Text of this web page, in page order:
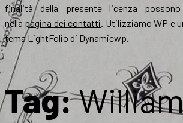
finalità della presente licenza
nella pagina dei contatti. Utilizziamo WP e
tema LightFolio di Dynamicwp.
Tag: